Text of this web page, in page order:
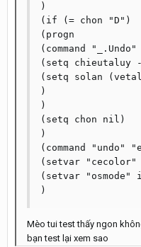
)
(if (= chon "D")
(progn
(command
(setq chieutaluy
(setq solan
)
)
(setq chon nil)
)
(command "undo"
(setvar
(setvar
)
Mèo tui test thấy ngon
bạn test lại xem sao